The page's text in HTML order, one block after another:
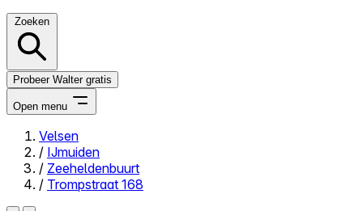
Zoeken
Probeer Walter gratis
Open menu
Close menu
Velsen
/ IJmuiden
/ Zeeheldenbuurt
/ Trompstraat 168